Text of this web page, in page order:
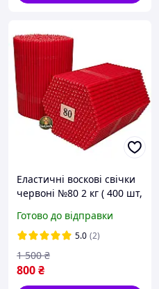
Еластичні воскові свічки
червоні №80 2 кг ( 400 шт,
бджолиний віск
Готово до відправки
5.0 (2)
800₴
1 500 ₴